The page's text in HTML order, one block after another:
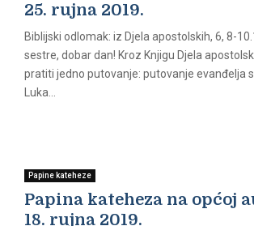
25. rujna 2019.
Biblijski odlomak: iz Djela apostolskih, 6, 8-
sestre, dobar dan! Kroz Knjigu Djela
pratiti jedno putovanje: putovanje evanđelja
Luka...
Papine kateheze
Papina kateheza na općoj
18. rujna 2019.